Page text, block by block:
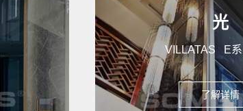
光
VILLATAS E
了解详情